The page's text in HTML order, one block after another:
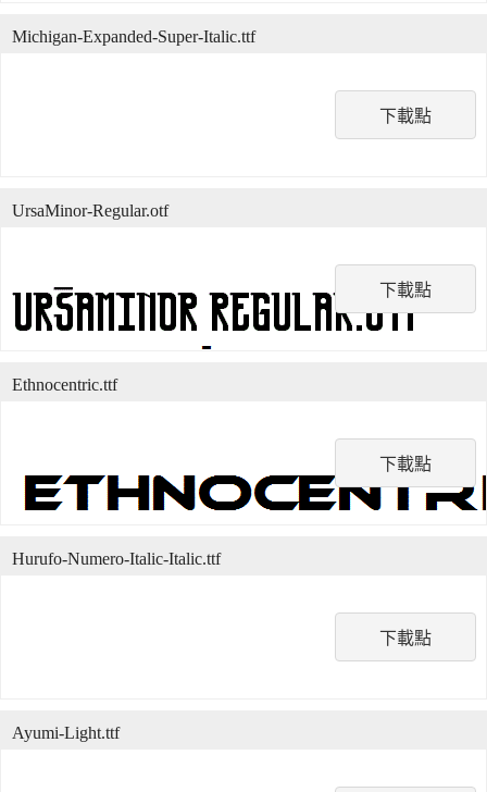
下載點
Michigan-Expanded-Super-Italic.ttf
下載點
UrsaMinor-Regular.otf
下載點
Ethnocentric.ttf
下載點
Hurufo-Numero-Italic-Italic.ttf
Ayumi-Light.ttf